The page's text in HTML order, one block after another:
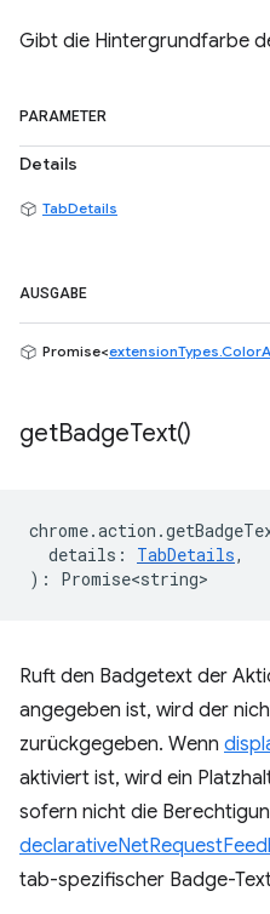
Gibt die Hintergrundfarbe
PARAMETER
Details
TabDetails
AUSGABE
Promise<
getBadgeText()
chrome.action .
details : TabDetails,
) : Promise<string>
Ruft den Badgetext der
angegeben ist, wird der
zurückgegeben. Wenn
aktiviert ist, wird ein
sofern nicht die
tab-spezifischer Badge-